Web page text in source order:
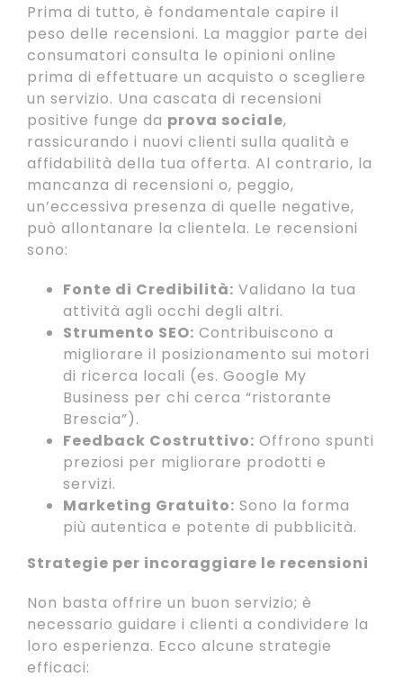
Prima di tutto, è fondamentale capire il
peso delle recensioni. La maggior parte dei
consumatori consulta le opinioni online
prima di effettuare un acquisto o scegliere
un servizio. Una cascata di recensioni
positive funge da prova sociale,
rassicurando i nuovi clienti sulla qualità e
affidabilità della tua offerta. Al contrario, la
mancanza di recensioni o, peggio,
un’eccessiva presenza di quelle negative,
può allontanare la clientela. Le recensioni
sono:
Fonte di Credibilità: Validano la tua
attività agli occhi degli altri.
Strumento SEO: Contribuiscono a
migliorare il posizionamento sui motori
di ricerca locali (es. Google My
Business per chi cerca “ristorante
Brescia”).
Feedback Costruttivo: Offrono spunti
preziosi per migliorare prodotti e
servizi.
Marketing Gratuito: Sono la forma
più autentica e potente di pubblicità.
Strategie per incoraggiare le recensioni
Non basta offrire un buon servizio; è
necessario guidare i clienti a condividere la
loro esperienza. Ecco alcune strategie
efficaci: